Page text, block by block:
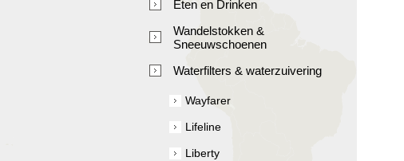
Eten en Drinken
Wandelstokken &
Sneeuwschoenen
Waterfilters & waterzuivering
Wayfarer
Lifeline
Liberty